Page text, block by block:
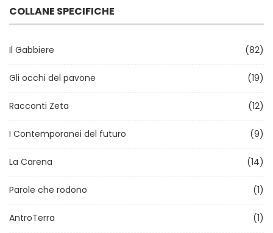
COLLANE SPECIFICHE
Il Gabbiere (82)
Gli occhi del pavone (19)
Racconti Zeta (12)
I Contemporanei del futuro (9)
La Carena (14)
Parole che rodono (1)
AntroTerra (1)